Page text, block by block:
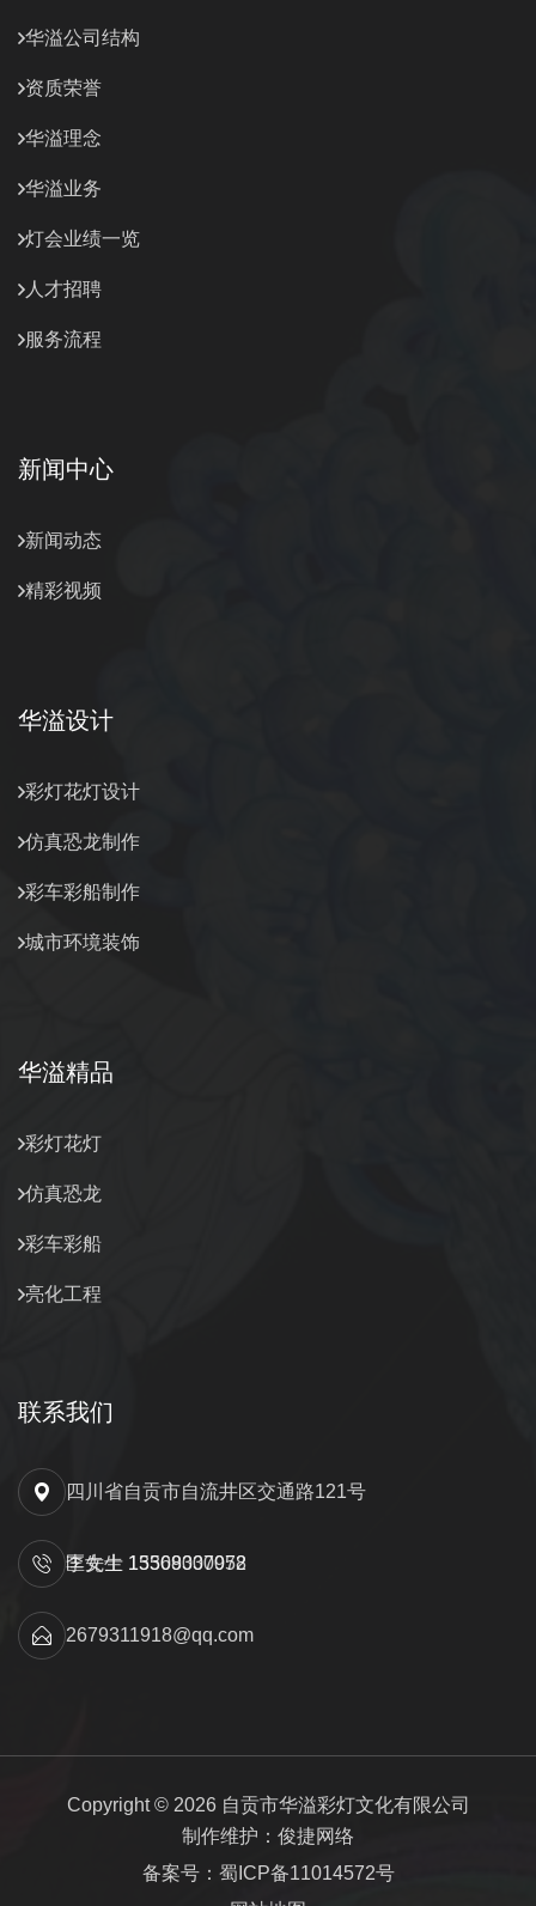
华溢公司结构
资质荣誉
华溢理念
华溢业务
灯会业绩一览
人才招聘
服务流程
新闻中心
新闻动态
精彩视频
华溢设计
彩灯花灯设计
仿真恐龙制作
彩车彩船制作
城市环境装饰
华溢精品
彩灯花灯
仿真恐龙
彩车彩船
亮化工程
联系我们
四川省自贡市自流井区交通路121号
匡先生 15309000052
李女士 13568337978
2679311918@qq.com
Copyright © 2026 自贡市华溢彩灯文化有限公司
制作维护：俊捷网络
备案号：蜀ICP备11014572号